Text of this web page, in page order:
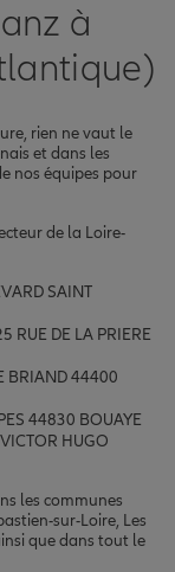
à
rien ne vaut le
et dans les
nos équipes pour
de la Loire-
SAINT
RUE DE LA PRIERE
BRIAND 44400
44830 BOUAYE
HUGO
les communes
sur-Loire, Les
que dans tout le